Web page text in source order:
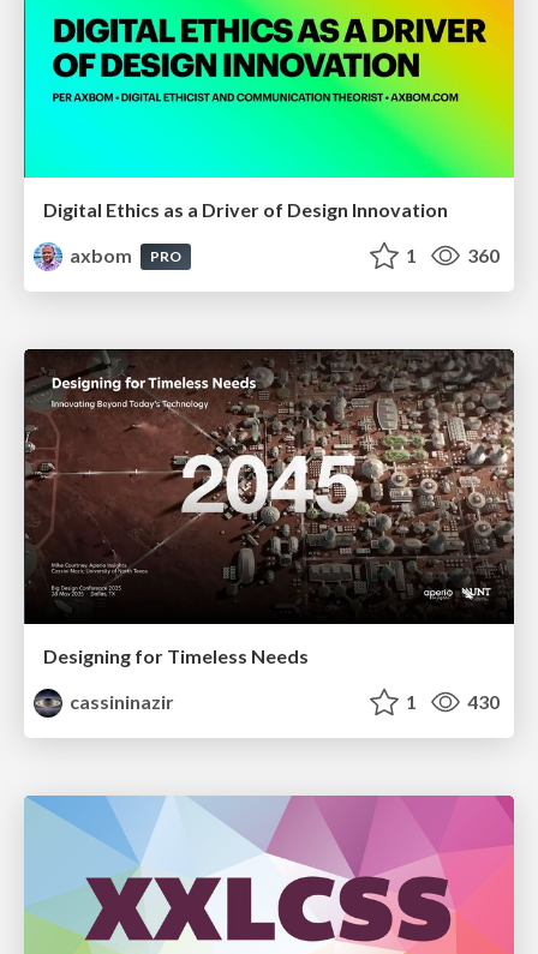
Digital Ethics as a Driver of Design Innovation
axbom
PRO 1 360
Designing for Timeless Needs
cassininazir
1 430